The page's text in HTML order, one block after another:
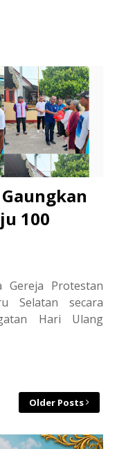
100
Protestan
Selatan secara
Hari Ulang
Older Posts